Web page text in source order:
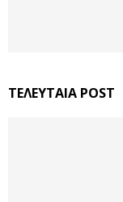
ΤΕΛΕΥΤΑΙΑ POST